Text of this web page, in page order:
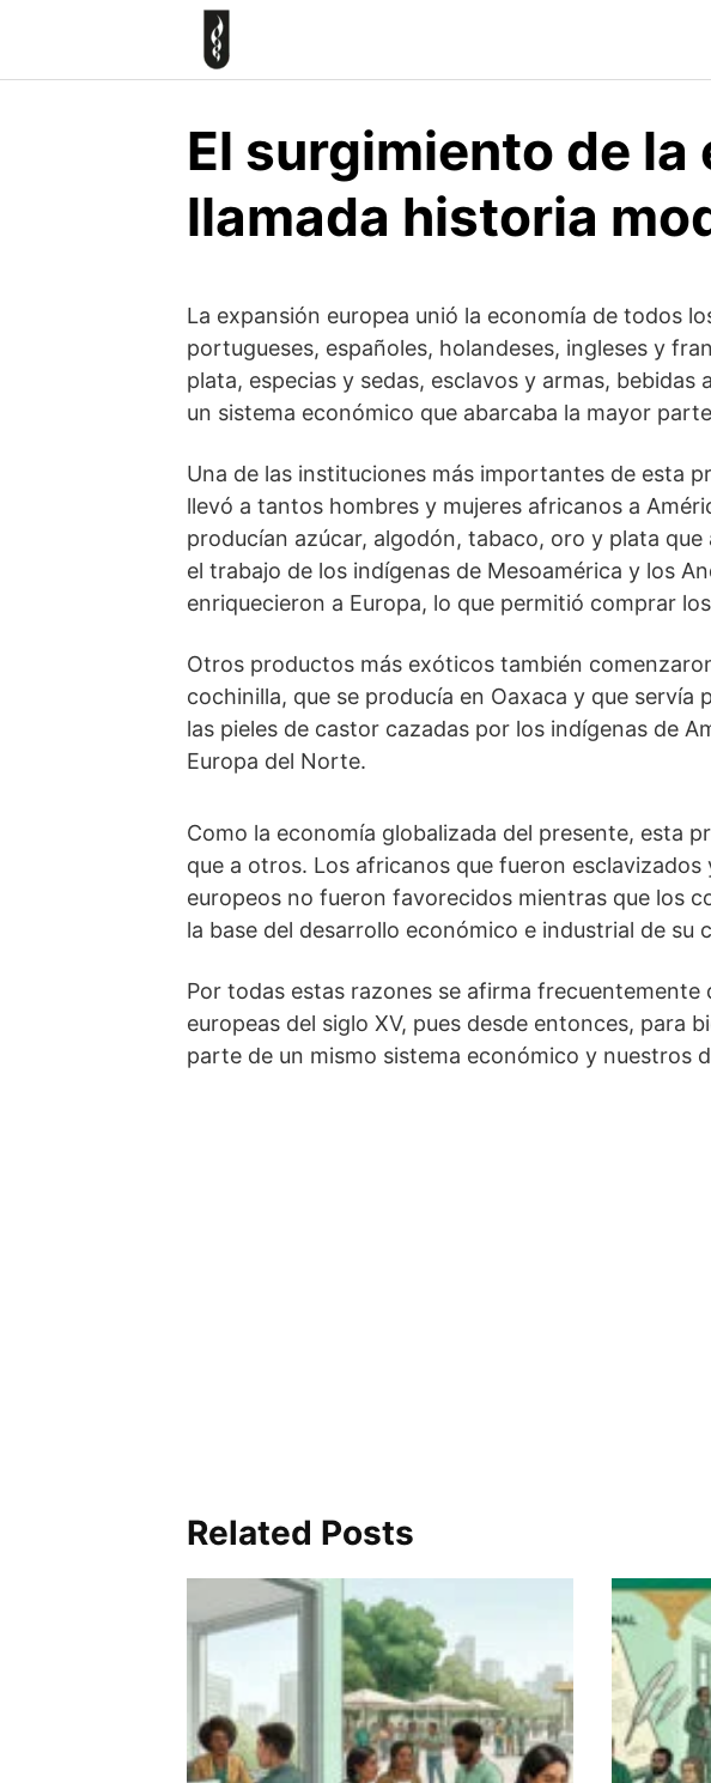
El surgimiento de
llamada historia
La expansión europea unió la economía de todos
portugueses, españoles, holandeses, ingleses y
plata, especias y sedas, esclavos y armas,
un sistema económico que abarcaba la mayor
Una de las instituciones más importantes de esta
llevó a tantos hombres y mujeres africanos a
producían azúcar, algodón, tabaco, oro y plata
el trabajo de los indígenas de Mesoamérica y los
enriquecieron a Europa, lo que permitió comprar
Otros productos más exóticos también
cochinilla, que se producía en Oaxaca y que
las pieles de castor cazadas por los indígenas de
Europa del Norte.
Como la economía globalizada del presente, esta
que a otros. Los africanos que fueron
europeos no fueron favorecidos mientras que los
la base del desarrollo económico e industrial de su
Por todas estas razones se afirma
europeas del siglo XV, pues desde entonces,
parte de un mismo sistema económico y nuestros
Related Posts